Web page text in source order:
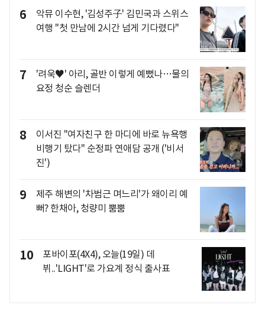
6
악뮤 이수현, '김성주子' 김민국과 스위스
여행 "첫 만남에 2시간 넘게 기다렸다"
7
'려욱♥' 아리, 골반 이렇게 예뻤나…물의
요정 청순 슬렌더
8
이서진 "여자친구 한 마디에 바로 뉴욕행
비행기 탔다" 순정파 연애담 공개 ('비서
진')
9
제주 해변의 '차범근 며느리'가 왜이리 예
뻐? 한채아, 청량미 뿜뿜
10
포바이포(4X4), 오늘(19일) 데
뷔..'LIGHT'로 가요계 정식 출사표